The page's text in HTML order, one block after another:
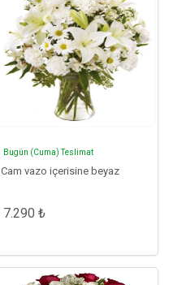
Bugün (Cuma) Teslimat
Cam vazo içerisine beyaz
7.290 ₺